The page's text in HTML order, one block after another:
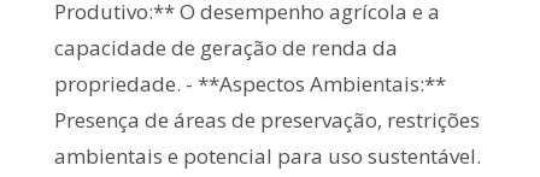
Produtivo:** O desempenho agrícola e a
capacidade de geração de renda da
propriedade. - **Aspectos Ambientais:**
Presença de áreas de preservação, restrições
ambientais e potencial para uso sustentável.